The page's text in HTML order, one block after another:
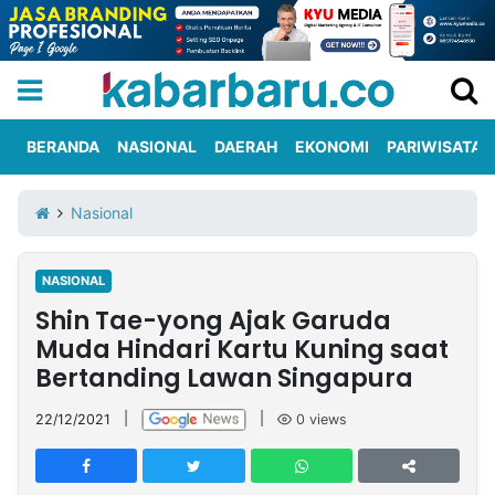
Iklan
Berita
Kami
Nasional
International
Olahraga
Entertainment
Daerah
Pariwisata
Kuliner
Kolom
Network
PT
TREETAN
BERANDA NASIONAL DAERAH EKONOMI PARIWISATA
Nasional
NASIONAL
Shin Tae-yong Ajak Garuda
Muda Hindari Kartu Kuning saat
Bertanding Lawan Singapura
22/12/2021 0 views